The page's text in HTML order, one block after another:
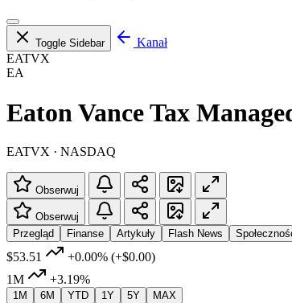
Toggle Sidebar
Kanał
EATVX
EA
Eaton Vance Tax
EATVX · NASDAQ
Obserwuj
Obserwuj
Przegląd
Finanse Artykuły Flash News
$53.51 +0.00% (+$0.00)
1M
+3.19%
1M 6M YTD 1Y 5Y MAX